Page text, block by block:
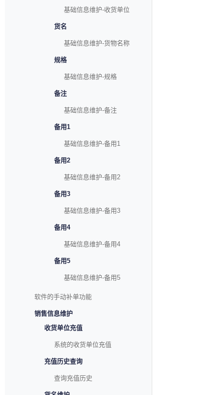
基础信息维护-收货单位
货名
基础信息维护-货物名称
规格
基础信息维护-规格
备注
基础信息维护-备注
备用1
基础信息维护-备用1
备用2
基础信息维护-备用2
备用3
基础信息维护-备用3
备用4
基础信息维护-备用4
备用5
基础信息维护-备用5
软件的手动补单功能
销售信息维护
收货单位充值
系统的收货单位充值
充值历史查询
查询充值历史